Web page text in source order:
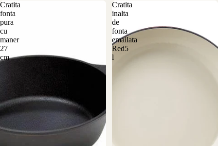
Cratita
fonta
pura
cu
maner
27
cm
Cratita
inalta
de
fonta
emailata
Red5
l